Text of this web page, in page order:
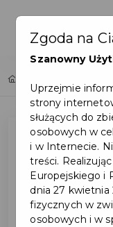
Zgoda na
Szanowny
Uprzejmie
strony
służących do
osobowych w
i w Internecie.
treści.
Europejskiego i
dnia 27 kwietnia
fizycznych w
osobowych i w